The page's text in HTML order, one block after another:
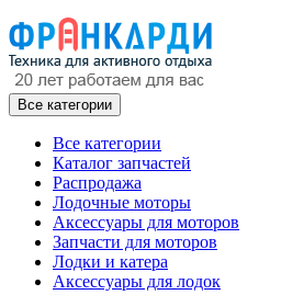
Все категории
Все категории
Каталог запчастей
Распродажа
Лодочные моторы
Аксессуары для моторов
Запчасти для моторов
Лодки и катера
Аксессуары для лодок